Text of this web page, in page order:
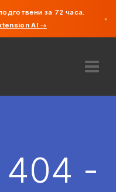
за 72 часа.
AI →
×
404 -